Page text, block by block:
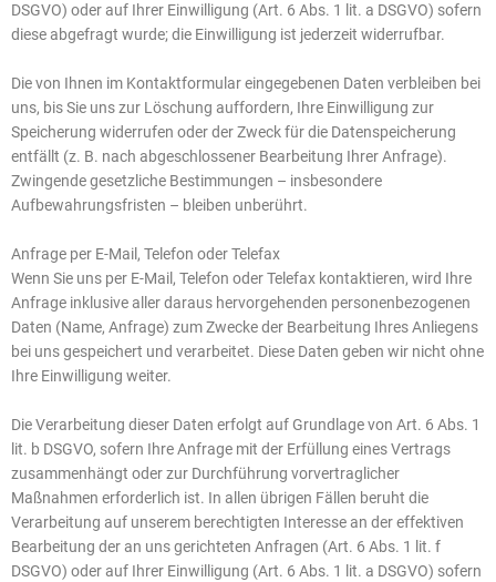
DSGVO) oder auf Ihrer Einwilligung (Art. 6 Abs. 1 lit. a DSGVO) sofern
diese abgefragt wurde; die Einwilligung ist jederzeit widerrufbar.
Die von Ihnen im Kontaktformular eingegebenen Daten verbleiben bei
uns, bis Sie uns zur Löschung auffordern, Ihre Einwilligung zur
Speicherung widerrufen oder der Zweck für die Datenspeicherung
entfällt (z. B. nach abgeschlossener Bearbeitung Ihrer Anfrage).
Zwingende gesetzliche Bestimmungen – insbesondere
Aufbewahrungsfristen – bleiben unberührt.
Anfrage per E-Mail, Telefon oder Telefax
Wenn Sie uns per E-Mail, Telefon oder Telefax kontaktieren, wird Ihre
Anfrage inklusive aller daraus hervorgehenden personenbezogenen
Daten (Name, Anfrage) zum Zwecke der Bearbeitung Ihres Anliegens
bei uns gespeichert und verarbeitet. Diese Daten geben wir nicht ohne
Ihre Einwilligung weiter.
Die Verarbeitung dieser Daten erfolgt auf Grundlage von Art. 6 Abs. 1
lit. b DSGVO, sofern Ihre Anfrage mit der Erfüllung eines Vertrags
zusammenhängt oder zur Durchführung vorvertraglicher
Maßnahmen erforderlich ist. In allen übrigen Fällen beruht die
Verarbeitung auf unserem berechtigten Interesse an der effektiven
Bearbeitung der an uns gerichteten Anfragen (Art. 6 Abs. 1 lit. f
DSGVO) oder auf Ihrer Einwilligung (Art. 6 Abs. 1 lit. a DSGVO) sofern